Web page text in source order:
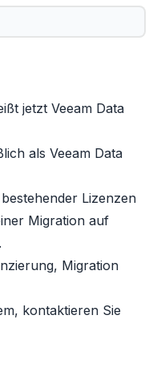
jetzt Veeam Data
als Veeam Data
Lizenzen
Migration auf
Migration
kontaktieren Sie